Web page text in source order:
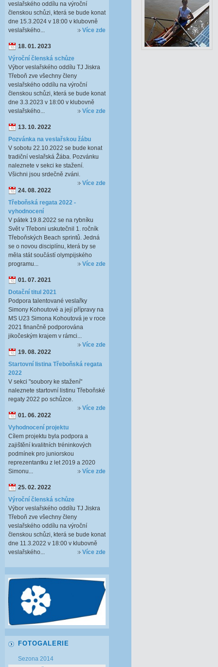
veslařského oddílu na výroční
členskou schůzi, která se bude konat
dne 15.3.2024 v 18:00 v klubovně
veslařského...
Více zde
18. 01. 2023
Výroční členská schůze
Výbor veslařského oddílu TJ Jiskra
Třeboň zve všechny členy
veslařského oddílu na výroční
členskou schůzi, která se bude konat
dne 3.3.2023 v 18:00 v klubovně
veslařského...
Více zde
13. 10. 2022
Pozvánka na veslařskou žábu
V sobotu 22.10.2022 se bude konat
tradiční veslařská Žába. Pozvánku
naleznete v sekci ke stažení.
Všichni jsou srdečně zváni.
Více zde
24. 08. 2022
Třeboňská regata 2022 -
vyhodnocení
V pátek 19.8.2022 se na rybníku
Svět v Třeboni uskutečnil 1. ročník
Třeboňských Beach sprintů. Jedná
se o novou disciplínu, která by se
měla stát součástí olympijského
programu...
Více zde
01. 07. 2021
Dotační titul 2021
Podpora talentované veslařky
Simony Kohoutové a její přípravy na
MS U23 Simona Kohoutová je v roce
2021 finančně podporována
jikočeským krajem v rámci...
Více zde
19. 08. 2022
Startovní listina Třeboňská regata
2022
V sekci "soubory ke stažení"
naleznete startovní listinu Třeboňské
regaty 2022 po schůzce.
Více zde
01. 06. 2022
Vyhodnocení projektu
Cílem projektu byla podpora a
zajištění kvalitních tréninkových
podmínek pro juniorskou
reprezentantku z let 2019 a 2020
Simonu...
Více zde
25. 02. 2022
Výroční členská schůze
Výbor veslařského oddílu TJ Jiskra
Třeboň zve všechny členy
veslařského oddílu na výroční
členskou schůzi, která se bude konat
dne 11.3.2022 v 18:00 v klubovně
veslařského...
Více zde
FOTOGALERIE
Sezona 2014